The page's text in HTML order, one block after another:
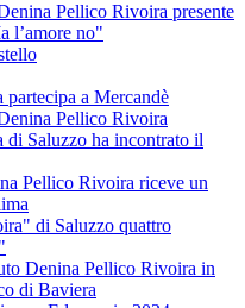
Pellico Rivoira presente
l’amore no"
a Mercandè
Pellico Rivoira
Saluzzo ha incontrato il
Pellico Rivoira riceve un
di Saluzzo quattro
Denina Pellico Rivoira in
di Baviera